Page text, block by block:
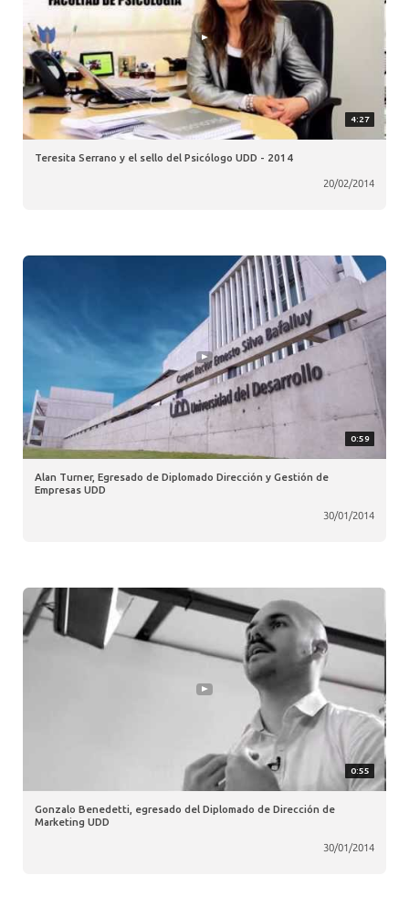
4:27
Teresita Serrano y el sello del Psicólogo UDD - 2014
20/02/2014
0:59
Alan Turner, Egresado de Diplomado Dirección y Gestión de
Empresas UDD
30/01/2014
0:55
Gonzalo Benedetti, egresado del Diplomado de Dirección de
Marketing UDD
30/01/2014